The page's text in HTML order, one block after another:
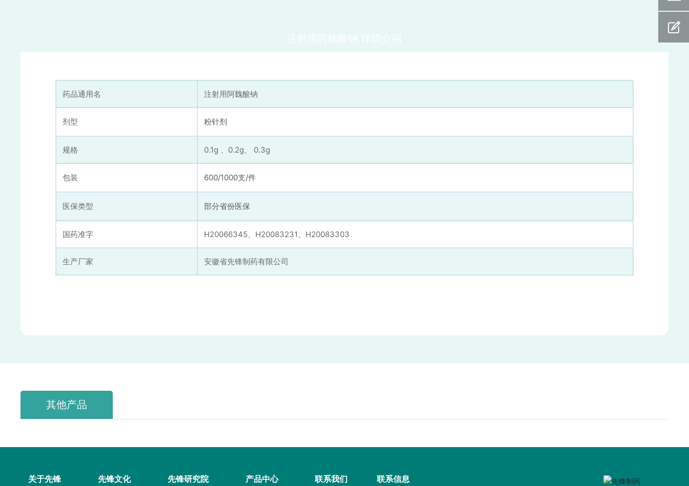
药品通用名 注射用阿魏酸钠
剂型 粉针剂
规格 0.1g 、0.2g、 0.3g
包装 600/1000支/件
医保类型 部分省份医保
国药准字 H20066345、H20083231、H20083303
生产厂家 安徽省先锋制药有限公司
其他产品
关于先锋 先锋文化 先锋研究院 产品中心 联系我们 联系信息